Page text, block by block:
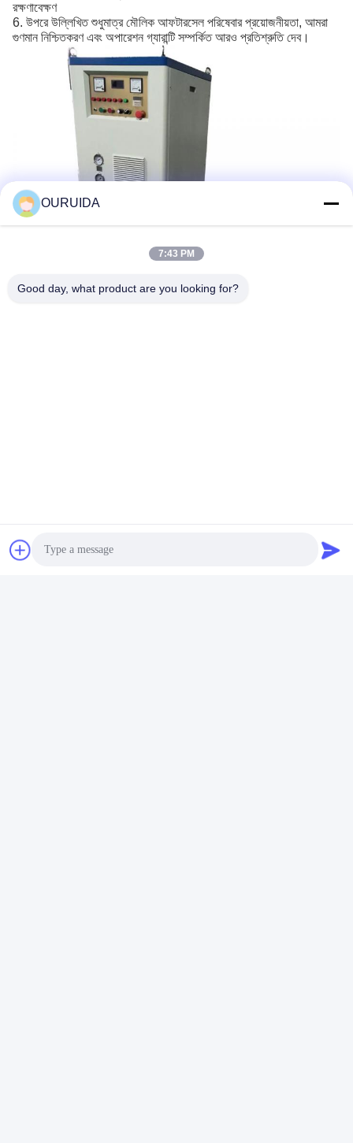
রক্ষণাবেক্ষণ
6. উপরে উল্লিখিত শুধুমাত্র মৌলিক আফটারসেল পরিষেবার প্রয়োজনীয়তা, আমরা
গুণমান নিশ্চিতকরণ এবং অপারেশন গ্যারান্টি সম্পর্কিত আরও প্রতিশ্রুতি দেব।
OURUIDA
7:43 PM
Good day, what product are you looking for?